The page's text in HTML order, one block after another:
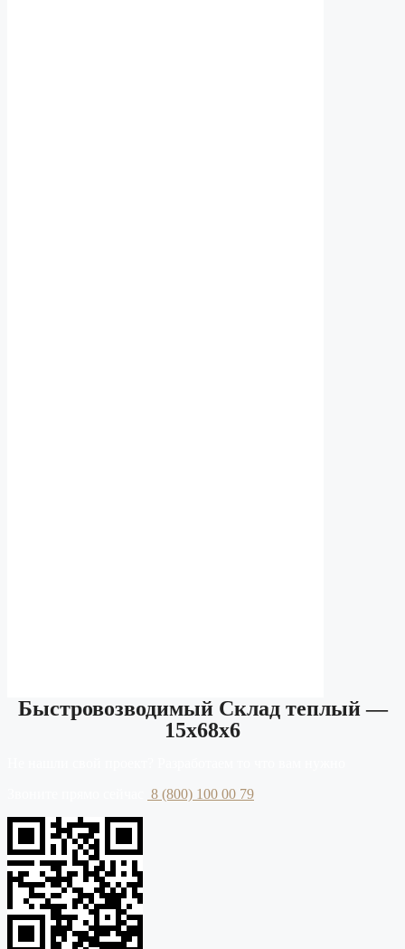
Быстровозводимый Склад теплый —
15х68х6
8 (800) 100 00 79